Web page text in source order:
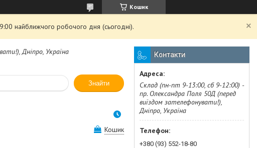
Кошик
найближчого робочого дня (сьогодні).
Дніпро, Україна
Знайти
Кошик
Контакти
Склад (пн-пт 9-13:00, сб 9-12:00) -
пр. Олександра Поля 50Д (перед
виїздом зателефонувати!),
Дніпро, Україна
+380 (93) 552-18-80